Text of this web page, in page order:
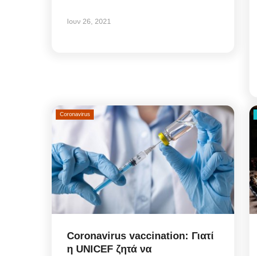
Ιουν 26, 2021
Coronavirus
Coronavirus vaccination: Γιατί
η UNICEF ζητά να